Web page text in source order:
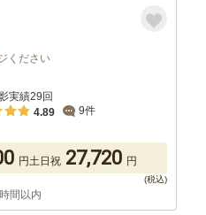
ください
実績29回
4.89
9件
円土日祝 27,720 円
間以内